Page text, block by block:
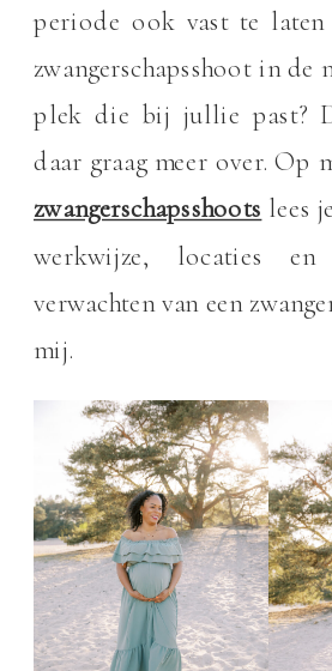
periode ook vast te laten
zwangerschapsshoot in de
plek die bij jullie past?
daar graag meer over. Op
zwangerschapsshoots lees
werkwijze, locaties
verwachten van een
mij.